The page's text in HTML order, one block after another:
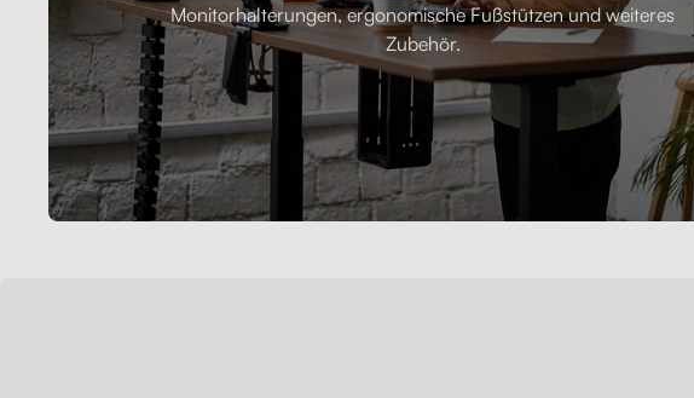
Monitorhalterungen, ergonomische Fußstützen und weiteres
Zubehör.